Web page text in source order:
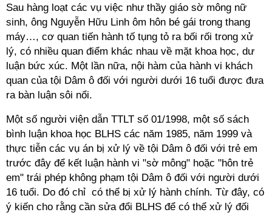
Sau hàng loạt các vụ việc như thầy giáo sờ mông nữ
sinh, ông Nguyễn Hữu Linh ôm hôn bé gái trong thang
máy…, cơ quan tiến hành tố tụng tỏ ra bối rối trong xử
lý, có nhiều quan điểm khác nhau về mặt khoa học, dư
luận bức xúc. Một lần nữa, nội hàm của hành vi khách
quan của tội Dâm ô đối với người dưới 16 tuổi được đưa
ra bàn luận sôi nổi.
Một số người viện dẫn TTLT số 01/1998, một số sách
bình luận khoa học BLHS các năm 1985, năm 1999 và
thực tiễn các vụ án bị xử lý về tội Dâm ô đối với trẻ em
trước đây để kết luận hành vi "sờ mông" hoặc "hôn trẻ
em" trái phép không phạm tội Dâm ô đối với người dưới
16 tuổi. Do đó chỉ có thể bị xử lý hành chính. Từ đây, có
ý kiến cho rằng cần sửa đổi BLHS để có thể xử lý đối